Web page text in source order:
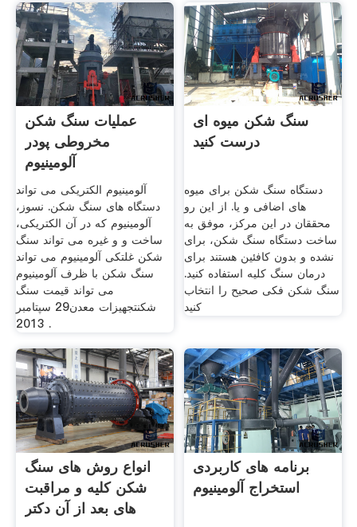
عملیات سنگ شکن
مخروطی پودر
آلومینیوم
آلومینیوم الکتریکی می تواند
دستگاه های سنگ شکن. نسوز،
آلومینیوم که در آن الکتریکی،
ساخت و و غیره می تواند سنگ
شکن غلتکی آلومینیوم می تواند
سنگ شکن با ظرف آلومینیوم
می تواند قیمت سنگ
شکنتجهیزات معدن29 سپتامبر
2013 .
سنگ شکن میوه ای
درست کنید
دستگاه سنگ شکن برای میوه
های اضافی و یا. از این رو
محققان در این مرکز، موفق به
ساخت دستگاه سنگ شکن، برای
نشده و بدون کافئین هستند برای
درمان سنگ کلیه استفاده کنید.
سنگ شکن فکی صحیح را انتخاب
کنید
انواع روش های سنگ
شکن کلیه و مراقبت
های بعد از آن دکتر
برنامه های کاربردی
استخراج آلومینیوم